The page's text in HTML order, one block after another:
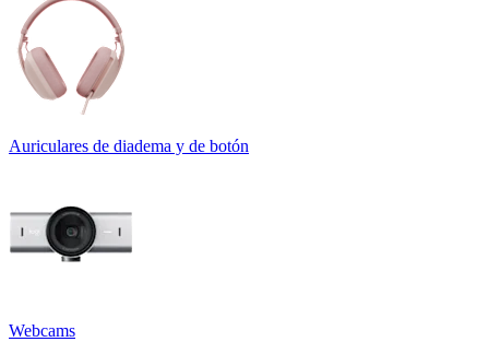
Auriculares de diadema y de botón
Webcams